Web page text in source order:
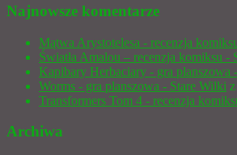
Najnowsze komentarze
Mątwa Arystotelesa - recenzja
Światła Amalou – recenzja komiksu -
Kapibary Herbaciary - gra planszowa
Worms - gra planszowa - Stare Wilki z
Transformers Tom 4 - recenzja
Archiwa